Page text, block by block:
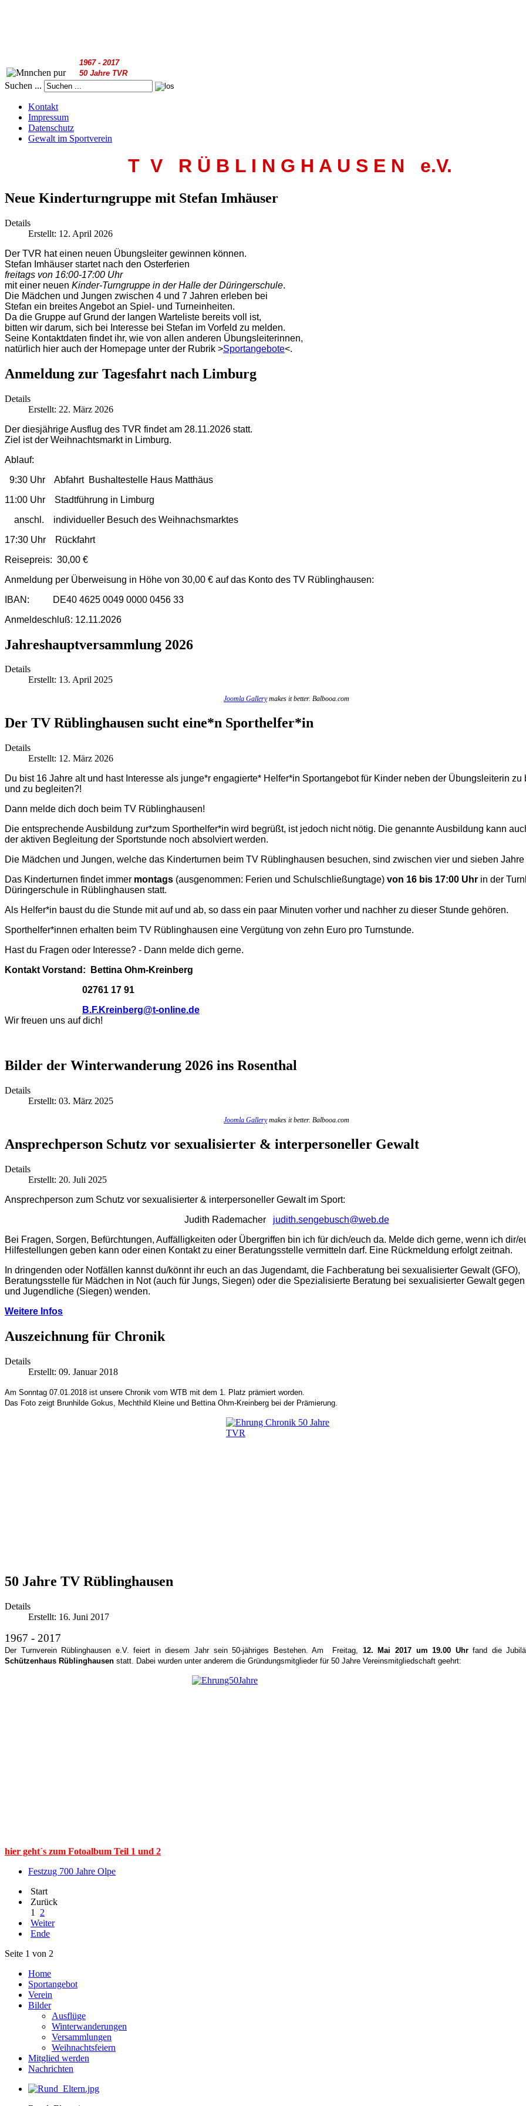
1967 - 2017
50 Jahre TVR
Suchen ...
Kontakt
Impressum
Datenschutz
Gewalt im Sportverein
T V R Ü B L I N G H A U S E N e.V.
Neue Kinderturngruppe mit Stefan Imhäuser
Details
Erstellt: 12. April 2026
Der TVR hat einen neuen Übungsleiter gewinnen können.
Stefan Imhäuser startet nach den Osterferien
freitags von 16:00-17:00 Uhr
mit einer neuen Kinder-Turngruppe in der Halle der Düringerschule.
Die Mädchen und Jungen zwischen 4 und 7 Jahren erleben bei
Stefan ein breites Angebot an Spiel- und Turneinheiten.
Da die Gruppe auf Grund der langen Warteliste bereits voll ist,
bitten wir darum, sich bei Interesse bei Stefan im Vorfeld zu melden.
Seine Kontaktdaten findet ihr, wie von allen anderen Übungsleiterinnen,
natürlich hier auch der Homepage unter der Rubrik >Sportangebote<.
Anmeldung zur Tagesfahrt nach Limburg
Details
Erstellt: 22. März 2026
Der diesjährige Ausflug des TVR findet am 28.11.2026 statt.
Ziel ist der Weihnachtsmarkt in Limburg.
Ablauf:
9:30 Uhr Abfahrt Bushaltestelle Haus Matthäus
11:00 Uhr Stadtführung in Limburg
anschl. individueller Besuch des Weihnachsmarktes
17:30 Uhr Rückfahrt
Reisepreis: 30,00 €
Anmeldung per Überweisung in Höhe von 30,00 € auf das Konto des TV Rüblinghausen:
IBAN: DE40 4625 0049 0000 0456 33
Anmeldeschluß: 12.11.2026
Jahreshauptversammlung 2026
Details
Erstellt: 13. April 2025
Joomla Gallerymakes it better. Balbooa.com
Der TV Rüblinghausen sucht eine*n Sporthelfer*in
Details
Erstellt: 12. März 2026
Du bist 16 Jahre alt und hast Interesse als junge*r engagierte* Helfer*in Sportangebot für Kinder neben der Übungsleiterin zu
und zu begleiten?!
Dann melde dich doch beim TV Rüblinghausen!
Die entsprechende Ausbildung zur*zum Sporthelfer*in wird begrüßt, ist jedoch nicht nötig. Die genannte Ausbildung kann
der aktiven Begleitung der Sportstunde noch absolviert werden.
Die Mädchen und Jungen, welche das Kinderturnen beim TV Rüblinghausen besuchen, sind zwischen vier und sieben Jahre
Das Kinderturnen findet immer montags (ausgenommen: Ferien und Schulschließungtage) von 16 bis 17:00 Uhr in der
Düringerschule in Rüblinghausen statt.
Als Helfer*in baust du die Stunde mit auf und ab, so dass ein paar Minuten vorher und nachher zu dieser Stunde gehören.
Sporthelfer*innen erhalten beim TV Rüblinghausen eine Vergütung von zehn Euro pro Turnstunde.
Hast du Fragen oder Interesse? - Dann melde dich gerne.
Kontakt Vorstand: Bettina Ohm-Kreinberg
02761 17 91
B.F.Kreinberg@t-online.de
Wir freuen uns auf dich!
Bilder der Winterwanderung 2026 ins Rosenthal
Details
Erstellt: 03. März 2025
Joomla Gallerymakes it better. Balbooa.com
Ansprechperson Schutz vor sexualisierter & interpersoneller Gewalt
Details
Erstellt: 20. Juli 2025
Ansprechperson zum Schutz vor sexualisierter & interpersoneller Gewalt im Sport:
Judith Rademacher judith.sengebusch@web.de
Bei Fragen, Sorgen, Befürchtungen, Auffälligkeiten oder Übergriffen bin ich für dich/euch da. Melde dich gerne, wenn ich dir/
Hilfestellungen geben kann oder einen Kontakt zu einer Beratungsstelle vermitteln darf. Eine Rückmeldung erfolgt zeitnah.
In dringenden oder Notfällen kannst du/könnt ihr euch an das Jugendamt, die Fachberatung bei sexualisierter Gewalt (GFO),
Beratungsstelle für Mädchen in Not (auch für Jungs, Siegen) oder die Spezialisierte Beratung bei sexualisierter Gewalt
und Jugendliche (Siegen) wenden.
Weitere Infos
Auszeichnung für Chronik
Details
Erstellt: 09. Januar 2018
Am Sonntag 07.01.2018 ist unsere Chronik vom WTB mit dem 1. Platz prämiert worden.
Das Foto zeigt Brunhilde Gokus, Mechthild Kleine und Bettina Ohm-Kreinberg bei der Prämierung.
50 Jahre TV Rüblinghausen
Details
Erstellt: 16. Juni 2017
1967 - 2017
Der Turnverein Rüblinghausen e.V. feiert in diesem Jahr sein 50-jähriges Bestehen. Am Freitag, 12. Mai 2017 um 19.00 Uhrfand die
Schützenhaus Rüblinghausen statt. Dabei wurden unter anderem die Gründungsmitglieder für 50 Jahre Vereinsmitgliedschaft geehrt:
hier geht´s zum Fotoalbum Teil 1 und 2
Festzug 700 Jahre Olpe
Start
Zurück
1
2
Weiter
Ende
Seite 1 von 2
Home
Sportangebot
Verein
Bilder
Ausflüge
Winterwanderungen
Versammlungen
Weihnachtsfeiern
Mitglied werden
Nachrichten